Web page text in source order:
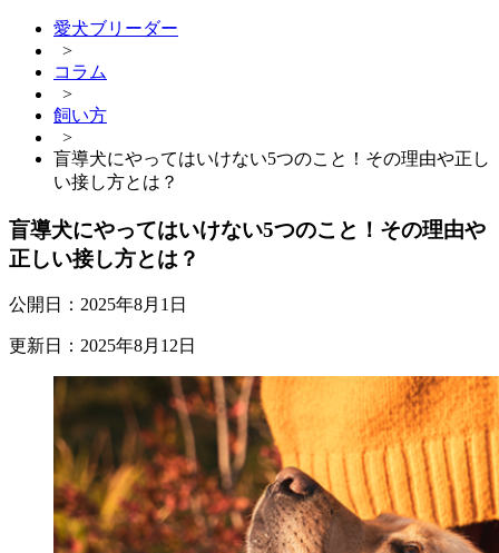
愛犬ブリーダー
>
コラム
>
飼い方
>
盲導犬にやってはいけない5つのこと！その理由や正し
い接し方とは？
盲導犬にやってはいけない5つのこと！その理由や
正しい接し方とは？
公開日： 2025年8月1日
更新日： 2025年8月12日